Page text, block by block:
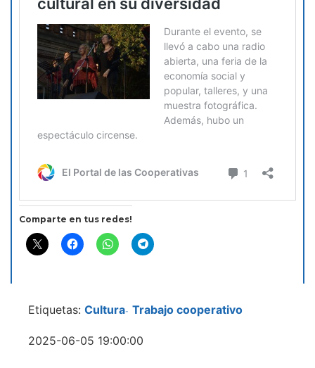
Comparte en tus redes!
Etiquetas: Cultura- Trabajo cooperativo
2025-06-05 19:00:00